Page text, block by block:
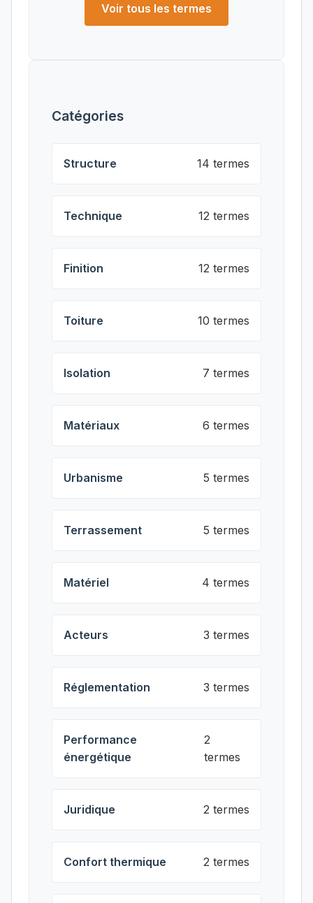
Voir tous les termes
Catégories
Structure 14 termes
Technique 12 termes
Finition 12 termes
Toiture 10 termes
Isolation 7 termes
Matériaux 6 termes
Urbanisme 5 termes
Terrassement 5 termes
Matériel 4 termes
Acteurs 3 termes
Réglementation 3 termes
Performance
énergétique
2
termes
Juridique 2 termes
Confort thermique 2 termes